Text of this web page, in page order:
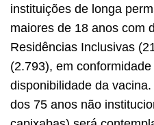
instituições de longa
maiores de 18 anos com
Residências Inclusivas
(2.793), em
disponibilidade da
dos 75 anos não